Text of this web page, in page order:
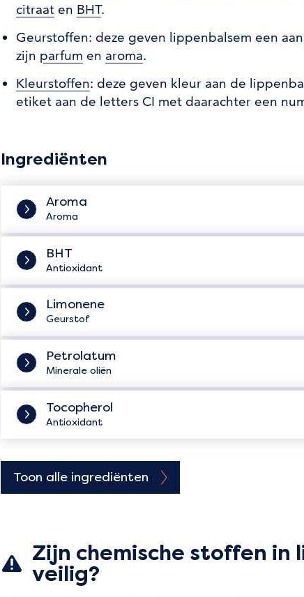
citraaten BHT.
Geurstoffen: deze geven lippenbalsem een
zijn parfum en aroma.
Kleurstoffen: deze geven kleur aan de
etiket aan de letters CI met daarachter een
Ingrediënten
Aroma
Aroma
BHT
Antioxidant
Limonene
Geurstof
Petrolatum
Minerale oliën
Tocopherol
Antioxidant
Toon alle ingrediënten
Zijn chemische stoffen in
veilig?